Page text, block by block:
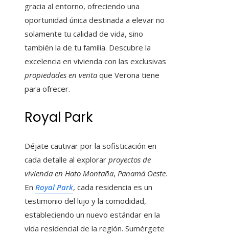
gracia al entorno, ofreciendo una
oportunidad única destinada a elevar no
solamente tu calidad de vida, sino
también la de tu familia. Descubre la
excelencia en vivienda con las exclusivas
propiedades en venta que Verona tiene
para ofrecer.
Royal Park
Déjate cautivar por la sofisticación en
cada detalle al explorar proyectos de
vivienda en Hato Montaña, Panamá Oeste.
En Royal Park, cada residencia es un
testimonio del lujo y la comodidad,
estableciendo un nuevo estándar en la
vida residencial de la región. Sumérgete